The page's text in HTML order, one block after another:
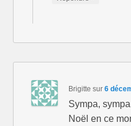
Brigitte sur6
Sympa,
Noël en ce